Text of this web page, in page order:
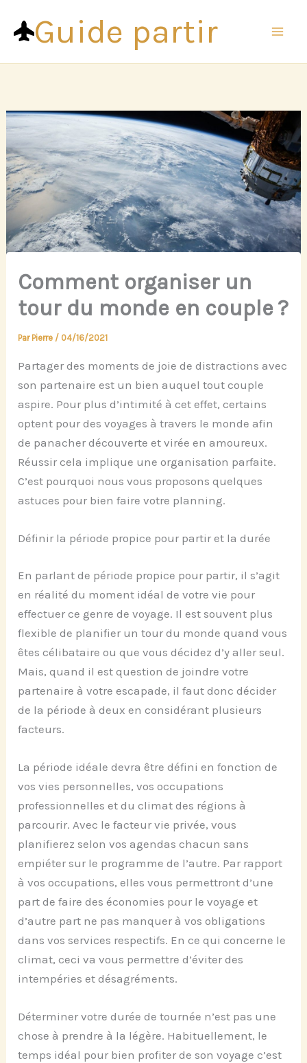
contenuGuide partir
Comment organiser un
tour du monde en couple ?
Par Pierre / 04/16/2021
Partager des moments de joie de distractions avec
son partenaire est un bien auquel tout couple
aspire. Pour plus d’intimité à cet effet, certains
optent pour des voyages à travers le monde afin
de panacher découverte et virée en amoureux.
Réussir cela implique une organisation parfaite.
C’est pourquoi nous vous proposons quelques
astuces pour bien faire votre planning.
Définir la période propice pour partir et la durée
En parlant de période propice pour partir, il s’agit
en réalité du moment idéal de votre vie pour
effectuer ce genre de voyage. Il est souvent plus
flexible de planifier un tour du monde quand vous
êtes célibataire ou que vous décidez d’y aller seul.
Mais, quand il est question de joindre votre
partenaire à votre escapade, il faut donc décider
de la période à deux en considérant plusieurs
facteurs.
La période idéale devra être défini en fonction de
vos vies personnelles, vos occupations
professionnelles et du climat des régions à
parcourir. Avec le facteur vie privée, vous
planifierez selon vos agendas chacun sans
empiéter sur le programme de l’autre. Par rapport
à vos occupations, elles vous permettront d’une
part de faire des économies pour le voyage et
d’autre part ne pas manquer à vos obligations
dans vos services respectifs. En ce qui concerne le
climat, ceci va vous permettre d’éviter des
intempéries et désagréments.
Déterminer votre durée de tournée n’est pas une
chose à prendre à la légère. Habituellement, le
temps idéal pour bien profiter de son voyage c’est